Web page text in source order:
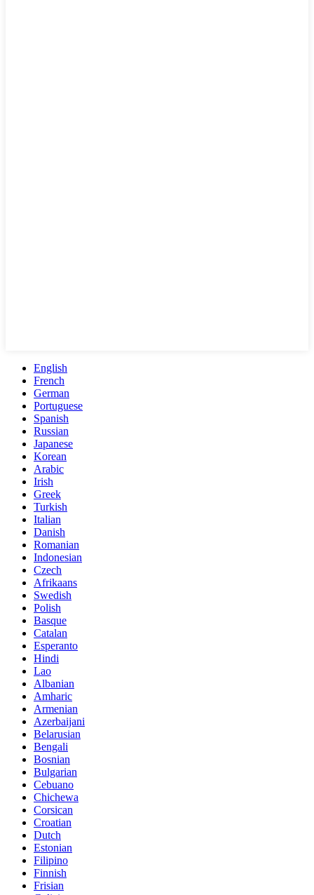
English
French
German
Portuguese
Spanish
Russian
Japanese
Korean
Arabic
Irish
Greek
Turkish
Italian
Danish
Romanian
Indonesian
Czech
Afrikaans
Swedish
Polish
Basque
Catalan
Esperanto
Hindi
Lao
Albanian
Amharic
Armenian
Azerbaijani
Belarusian
Bengali
Bosnian
Bulgarian
Cebuano
Chichewa
Corsican
Croatian
Dutch
Estonian
Filipino
Finnish
Frisian